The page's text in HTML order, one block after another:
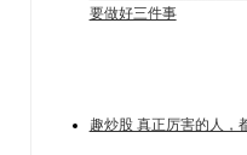
要做好三件事
趣炒股 真正厉害的人，